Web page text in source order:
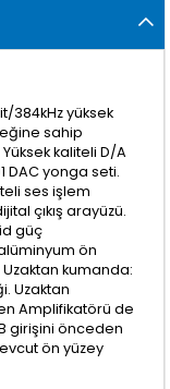
384kHz yüksek
sahip
kaliteli D/A
DAC yonga seti.
ses işlem
çıkış arayüzü.
güç
ön
kumanda:
Uzaktan
Amplifikatörü de
girişini önceden
ön yüzey